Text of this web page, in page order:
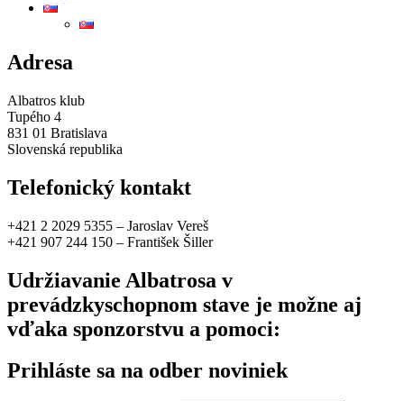
Adresa
Albatros klub
Tupého 4
831 01 Bratislava
Slovenská republika
Telefonický kontakt
+421 2 2029 5355 – Jaroslav Vereš
+421 907 244 150 – František Šiller
Udržiavanie Albatrosa v
prevádzkyschopnom stave je možne aj
vďaka sponzorstvu a pomoci:
Prihláste sa na odber noviniek